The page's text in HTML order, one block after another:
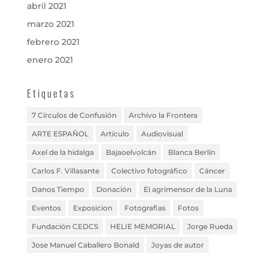
abril 2021
marzo 2021
febrero 2021
enero 2021
Etiquetas
7 Círculos de Confusión Archivo la Frontera
ARTE ESPAÑOL Artículo Audiovisual
Axel de la hidalga Bajaoelvolcán Blanca Berlín
Carlos F. Villasante Colectivo fotográfico Cáncer
Danos Tiempo Donación El agrimensor de la Luna
Eventos Exposicion Fotografias Fotos
Fundación CEDCS HELIE MEMORIAL Jorge Rueda
Jose Manuel Caballero Bonald Joyas de autor